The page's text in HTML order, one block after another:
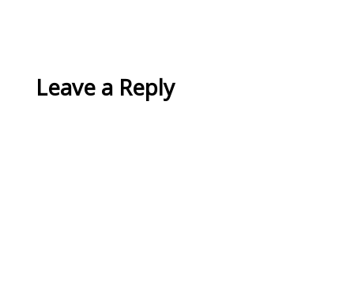
Leave a Reply